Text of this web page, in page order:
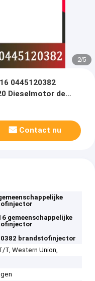
2/5
0445120382
Dieselmotor de
Contact nu
gemeenschappelijke
brandstofinjector
T, Western Union,